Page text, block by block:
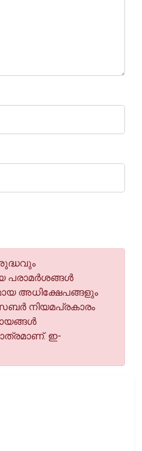
പരാമര്‍ശങ്ങള്‍
അധിക്ഷേപങ്ങളും
നിയമപ്രകാരം
ഇ-